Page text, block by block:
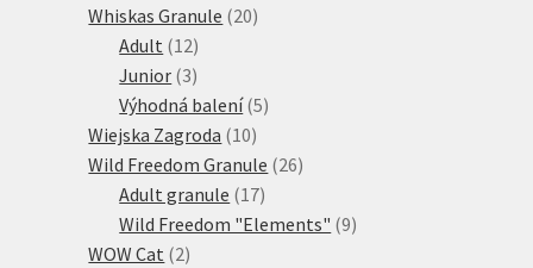
produktů
Whiskas Granule 2020
Adult 1212
produktů
Junior 33
produkty
Výhodná balení 55
Wiejska Zagroda 1010
produktů
Wild Freedom Granule 2626
Adult granule 1717
produktů
Wild Freedom "Elements" 99
WOW Cat 22